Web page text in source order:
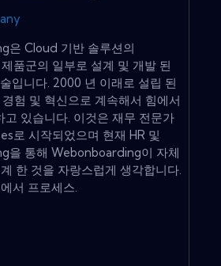
은 Cloud 기반 솔루션의
품군의 일부로 설계 및 개발 된
입니다. 2000 년 이래로 설립 된
험 및 혁신으로 계속해서 힘에서
고 있습니다. 이것은 재무 전문가
로 시작되었으며 현재 HR 및
을 통해 Webonboarding이 자체
한 것을 자랑스럽게 생각합니다.
서 프로세스.